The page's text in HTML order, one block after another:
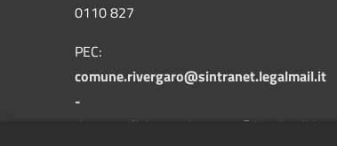
0110 827
PEC:
comune.rivergaro@sintranet.legalmail.it
-
demograficisuap.rivergaro@legalmail.it